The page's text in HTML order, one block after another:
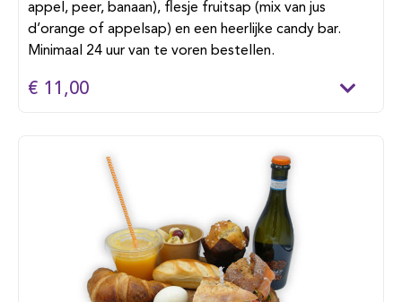
appel, peer, banaan), flesje fruitsap (mix van jus
d’orange of appelsap) en een heerlijke candy bar.
Minimaal 24 uur van te voren bestellen.
€ 11,00